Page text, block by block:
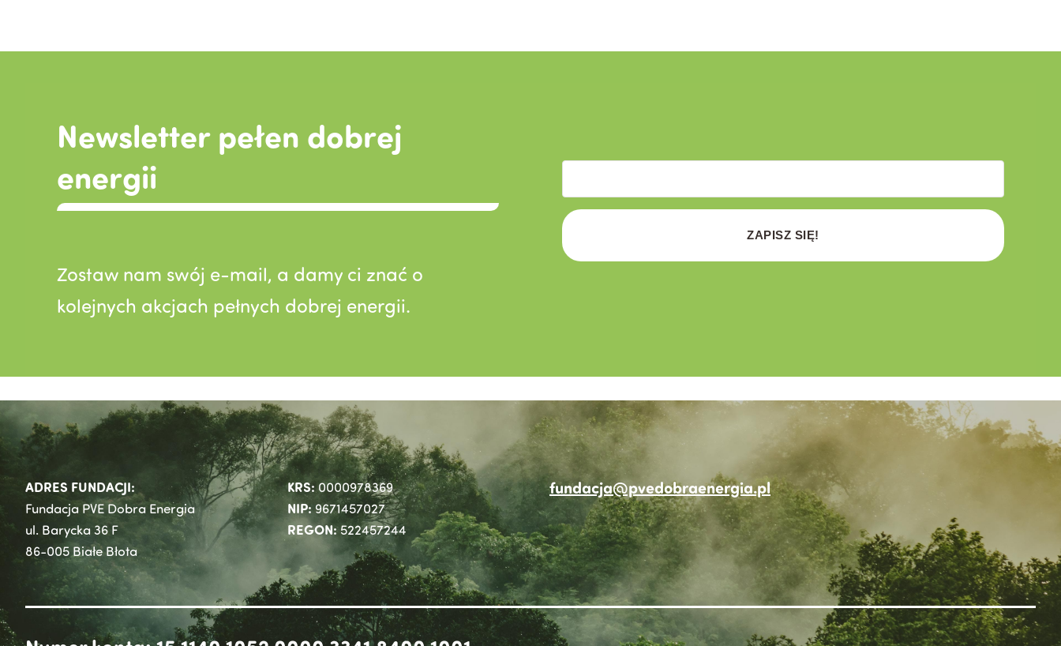
Newsletter pełen dobrej
energii
Zostaw nam swój e-mail, a damy ci znać o
kolejnych akcjach pełnych dobrej energii.
ZAPISZ SIĘ!
ADRES FUNDACJI:
Fundacja PVE Dobra Energia
ul. Barycka 36 F
86-005 Białe Błota
KRS: 0000978369
NIP: 9671457027
REGON:522457244
fundacja@pvedobraenergia.pl